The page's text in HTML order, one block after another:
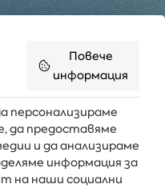
и оферти направо във
кутия
Повече
информация
персонализираме
да предоставяме
и да анализираме
информация за
на наши социални